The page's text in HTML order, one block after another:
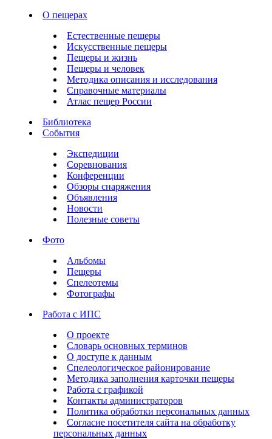
О пещерах
Естественные пещеры
Искусственные пещеры
Пещеры и жизнь
Пещеры и человек
Методика описания и исследования
Справочные материалы
Атлас пещер России
Библиотека
События
Экспедиции
Соревнования
Конференции
Обзоры снаряжения
Объявления
Новости
Полезные советы
Фото
Альбомы
Пещеры
Спелеотемы
Фотографы
Работа с ИПС
О проекте
Словарь основных терминов
О доступе к данным
Спелеологическое районирование
Методика заполнения карточки пещеры
Работа с графикой
Контакты администраторов
Политика обработки персональных данных
Согласие посетителя сайта на обработку
персональных данных